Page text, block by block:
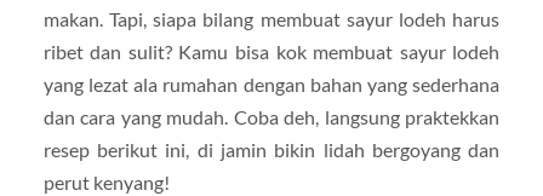
makan. Tapi, siapa bilang membuat sayur lodeh harus
ribet dan sulit? Kamu bisa kok membuat sayur lodeh
yang lezat ala rumahan dengan bahan yang sederhana
dan cara yang mudah. Coba deh, langsung praktekkan
resep berikut ini, di jamin bikin lidah bergoyang dan
perut kenyang!